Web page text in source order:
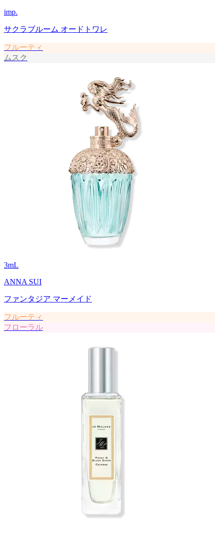
imp.
サクラブルーム オードトワレ
フルーティ
ムスク
3mL
ANNA SUI
ファンタジア マーメイド
フルーティ
フローラル